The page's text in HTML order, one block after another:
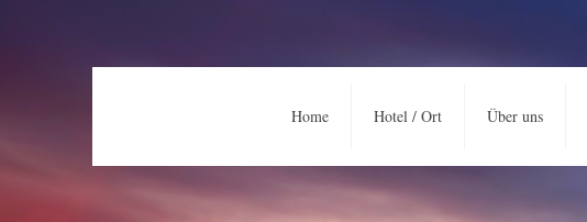
Home Hotel / Ort Über uns